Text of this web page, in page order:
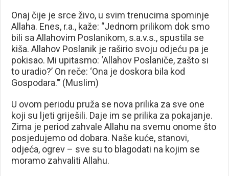
Onaj čije je srce živo, u svim trenucima spominje
Allaha. Enes, r.a., kaže: ‘’Jednom prilikom dok smo
bili sa Allahovim Poslanikom, s.a.v.s., spustila se
kiša. Allahov Poslanik je raširio svoju odjeću pa je
pokisao. Mi upitasmo: ‘Allahov Poslaniče, zašto si
to uradio?’ On reče: ‘Ona je doskora bila kod
Gospodara.’’’ (Muslim)
U ovom periodu pruža se nova prilika za sve one
koji su ljeti griješili. Daje im se prilika za pokajanje.
Zima je period zahvale Allahu na svemu onome što
posjedujemo od dobara. Naše kuće, stanovi,
odjeća, ogrev – sve su to blagodati na kojim se
moramo zahvaliti Allahu.